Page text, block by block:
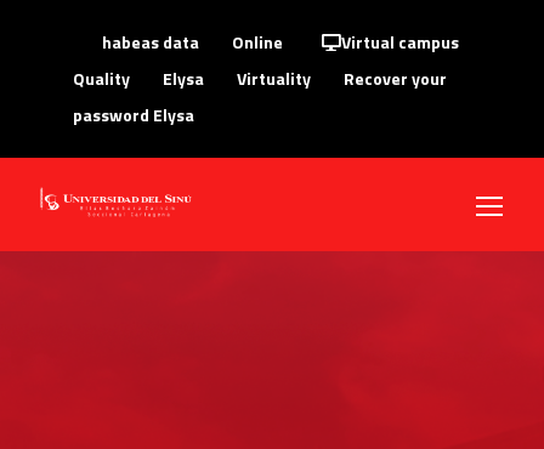
Virtual campus
habeas data
Online
Quality
Elysa Virtuality
Recover your
password Elysa